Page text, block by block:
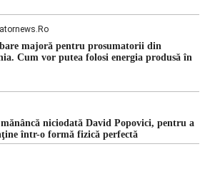
majoră pentru prosumatorii din
Cum vor putea folosi energia produsă în
niciodată David Popovici, pentru a
într-o formă fizică perfectă